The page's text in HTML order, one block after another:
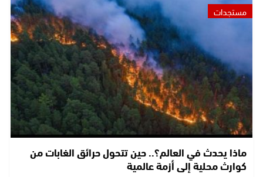
مستجدات
ماذا يحدث في العالم؟.. حين تتحول حرائق الغابات من
كوارث محلية إلى أزمة عالمية